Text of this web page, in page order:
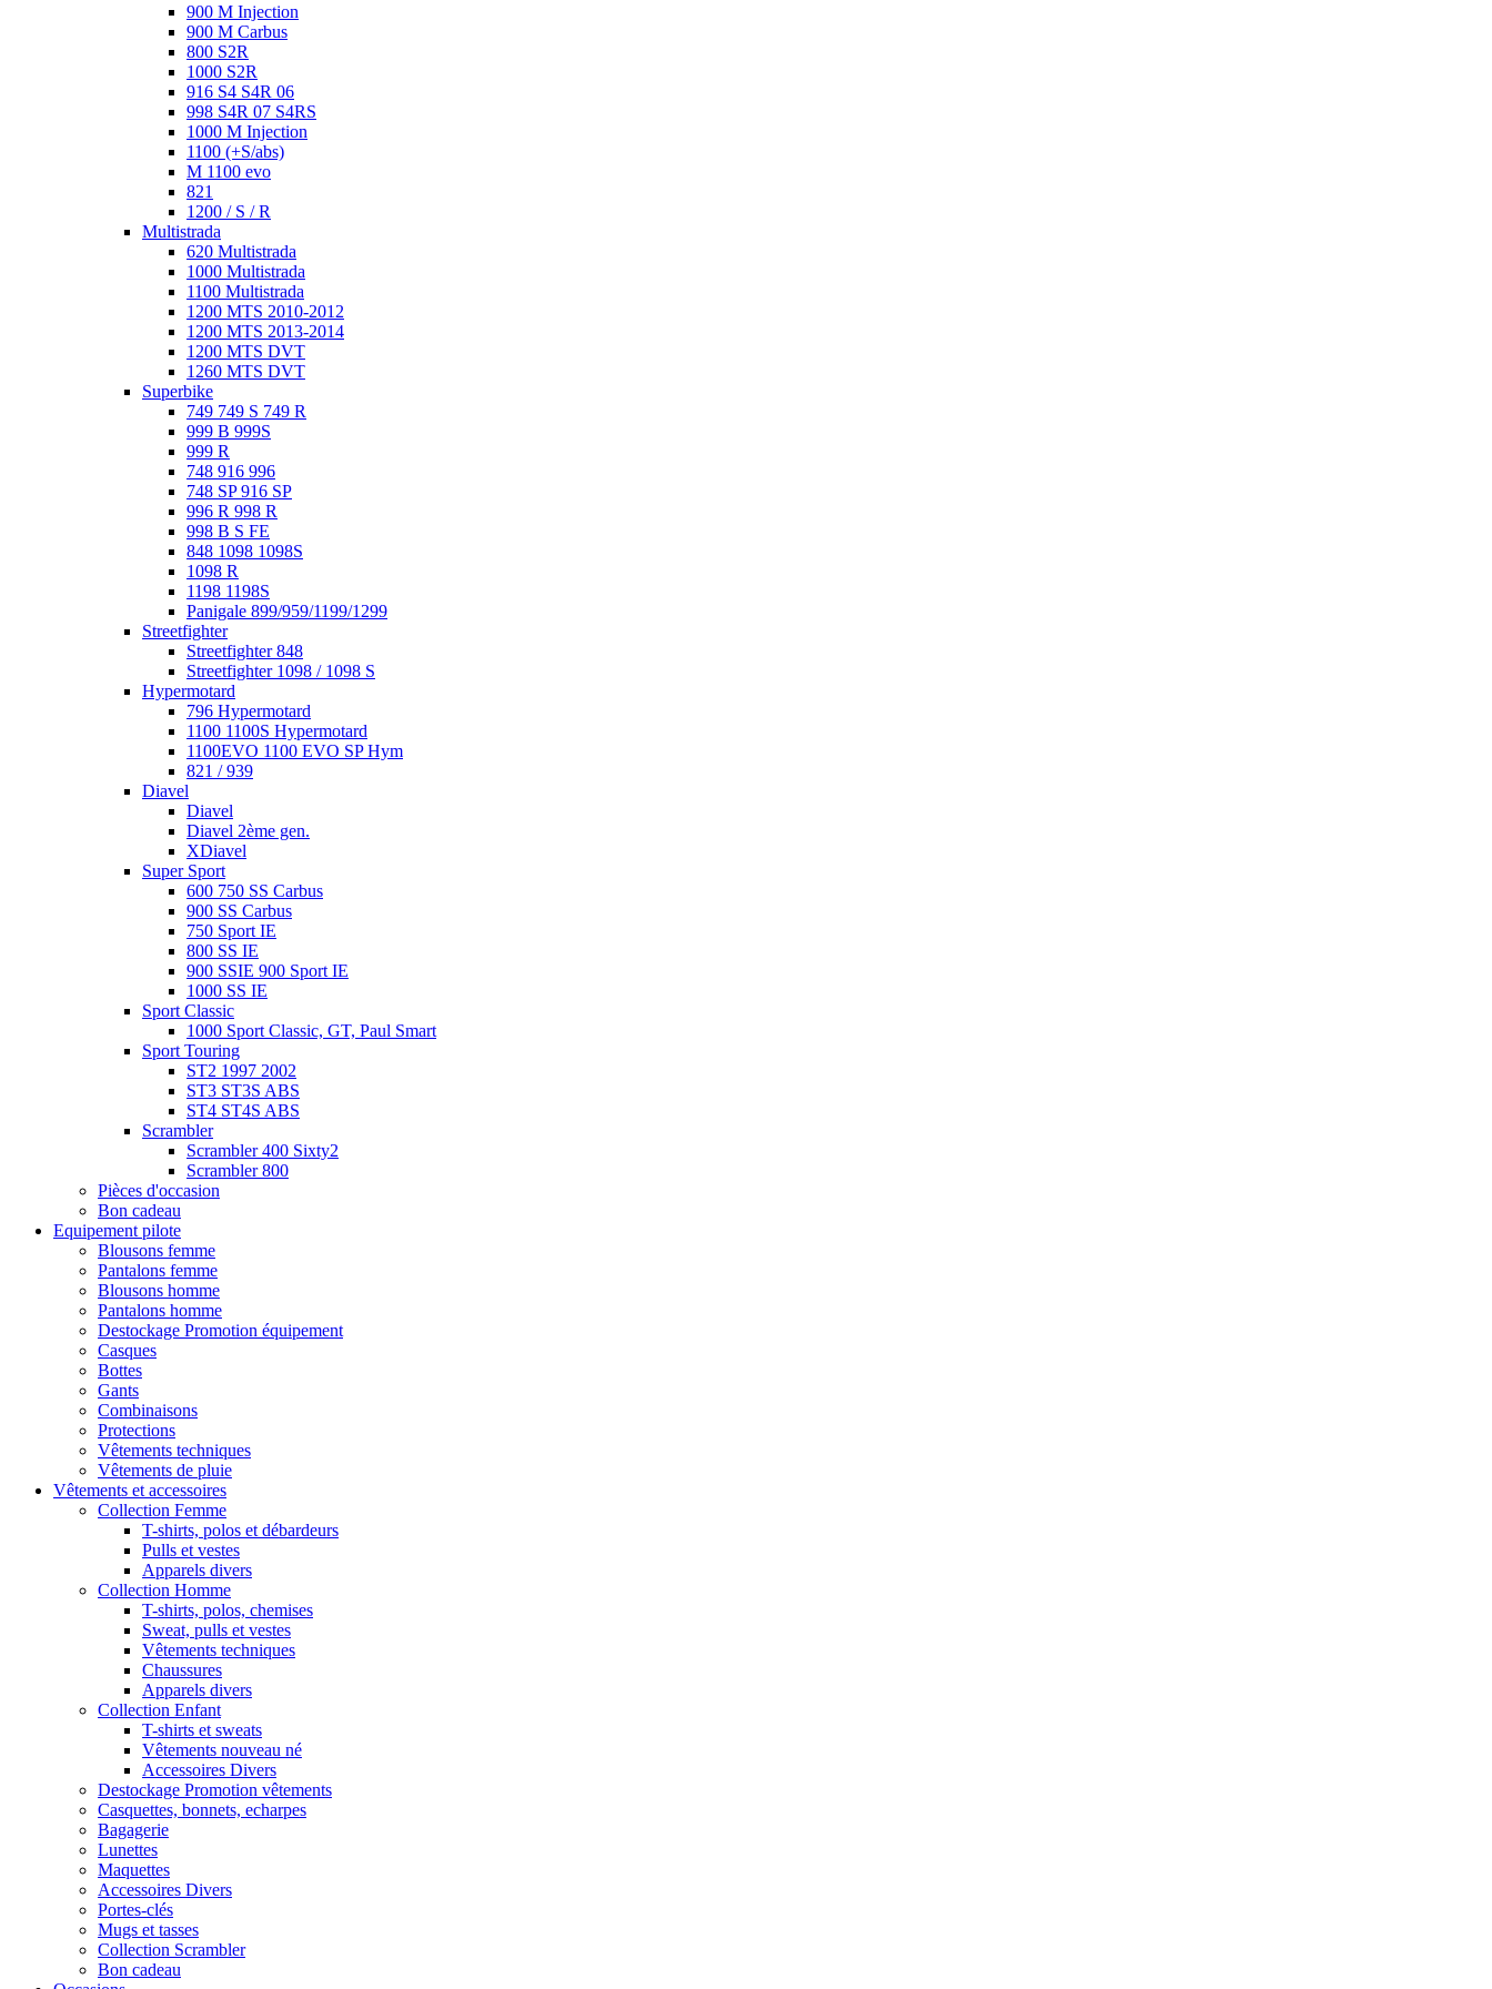
900 M Injection
900 M Carbus
800 S2R
1000 S2R
916 S4 S4R 06
998 S4R 07 S4RS
1000 M Injection
1100 (+S/abs)
M 1100 evo
821
1200 / S / R
Multistrada
620 Multistrada
1000 Multistrada
1100 Multistrada
1200 MTS 2010-2012
1200 MTS 2013-2014
1200 MTS DVT
1260 MTS DVT
Superbike
749 749 S 749 R
999 B 999S
999 R
748 916 996
748 SP 916 SP
996 R 998 R
998 B S FE
848 1098 1098S
1098 R
1198 1198S
Panigale 899/959/1199/1299
Streetfighter
Streetfighter 848
Streetfighter 1098 / 1098 S
Hypermotard
796 Hypermotard
1100 1100S Hypermotard
1100EVO 1100 EVO SP Hym
821 / 939
Diavel
Diavel
Diavel 2ème gen.
XDiavel
Super Sport
600 750 SS Carbus
900 SS Carbus
750 Sport IE
800 SS IE
900 SSIE 900 Sport IE
1000 SS IE
Sport Classic
1000 Sport Classic, GT, Paul Smart
Sport Touring
ST2 1997 2002
ST3 ST3S ABS
ST4 ST4S ABS
Scrambler
Scrambler 400 Sixty2
Scrambler 800
Pièces d'occasion
Bon cadeau
Equipement pilote
Blousons femme
Pantalons femme
Blousons homme
Pantalons homme
Destockage Promotion équipement
Casques
Bottes
Gants
Combinaisons
Protections
Vêtements techniques
Vêtements de pluie
Vêtements et accessoires
Collection Femme
T-shirts, polos et débardeurs
Pulls et vestes
Apparels divers
Collection Homme
T-shirts, polos, chemises
Sweat, pulls et vestes
Vêtements techniques
Chaussures
Apparels divers
Collection Enfant
T-shirts et sweats
Vêtements nouveau né
Accessoires Divers
Destockage Promotion vêtements
Casquettes, bonnets, echarpes
Bagagerie
Lunettes
Maquettes
Accessoires Divers
Portes-clés
Mugs et tasses
Collection Scrambler
Bon cadeau